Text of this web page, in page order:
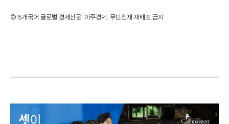
©'5개국어 글로벌 경제신문' 아주경제. 무단전재·재배포 금지